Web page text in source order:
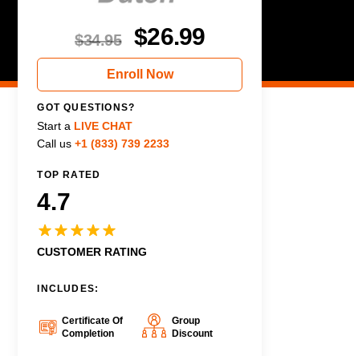
$34.95 $26.99
Enroll Now
GOT QUESTIONS?
Start a LIVE CHAT
Call us +1 (833) 739 2233
TOP RATED
4.7
CUSTOMER RATING
INCLUDES:
Certificate Of
Completion
Group
Discount